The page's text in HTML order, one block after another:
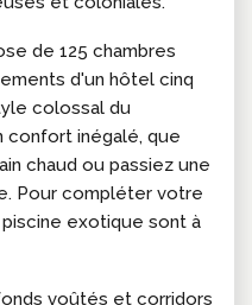
de 125 chambres
d'un hôtel cinq
colossal du
confort inégalé, que
chaud ou passiez une
Pour compléter votre
exotique sont à
voûtés et corridors